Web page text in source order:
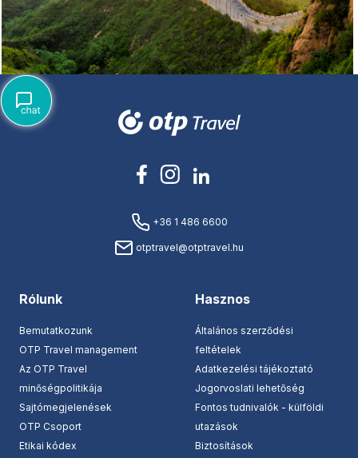
+36 1 486 6600
otptravel@otptravel.hu
Rólunk
Bemutatkozunk
OTP Travel management
Az OTP Travel
minőségpolitikája
Sajtómegjelenések
OTP Csoport
Etikai kódex
Hasznos
Általános szerződési
feltételek
Adatkezelési tájékoztató
Jogorvoslati lehetőség
Fontos tudnivalók - külföldi
utazások
Biztosítások